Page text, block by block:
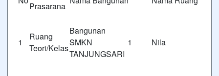
Prasarana
1
Ruang
Teori/Kelas
Bangunan
SMKN 1
TANJUNGSARI
Nila